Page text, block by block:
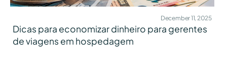
December 11, 2025
Dicas para economizar dinheiro para gerentes
de viagens em hospedagem